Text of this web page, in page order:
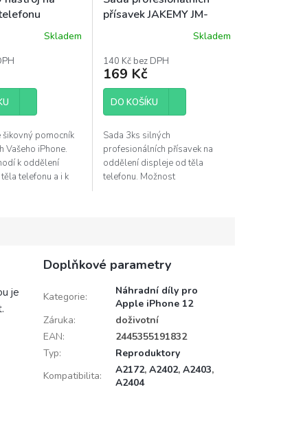
Skladem
šikovný pomocník
Vašeho iPhone.
k oddělení
telefonu a i k
přísavek JAKEMY JM-
Skladem
140 Kč bez DPH
169 Kč
DO KOŠÍKU
Sada 3ks silných
profesionálních přísavek na
oddělení displeje od těla
telefonu. Možnost
je
Doplňkové parametry
Kategorie:
Náhradní díly pro
Apple iPhone 12
Záruka:
doživotní
EAN:
2445355191832
Typ:
Reproduktory
Kompatibilita: A2172, A2402, A2403,
A2404